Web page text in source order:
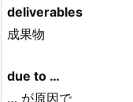
deliverables
成果物
due to …
… が原因で